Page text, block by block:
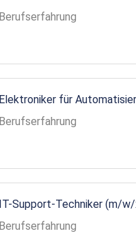
Berufserfahrung
Elektroniker für
Berufserfahrung
IT-Support-Techniker (m/
Berufserfahrung